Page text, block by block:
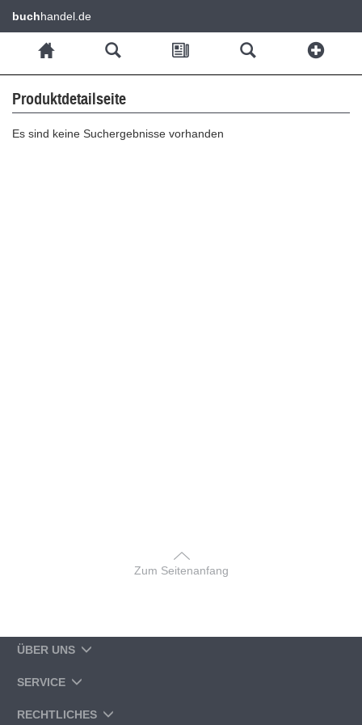
buchhandel.de
Produktdetailseite
Es sind keine Suchergebnisse vorhanden
Zum Seitenanfang
ÜBER UNS
SERVICE
RECHTLICHES